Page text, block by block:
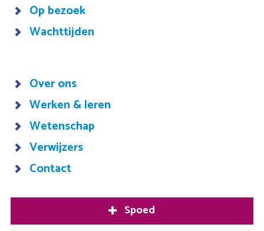
Op bezoek
Wachttijden
Over ons
Werken & leren
Wetenschap
Verwijzers
Contact
Spoed